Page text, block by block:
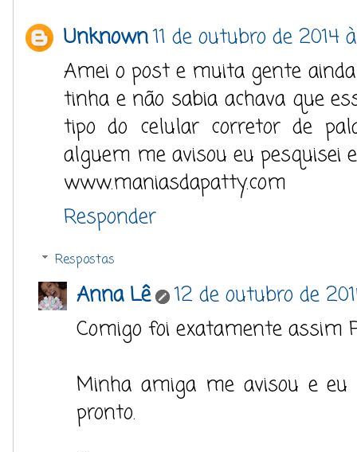
Unknown11 de outubro de 2014
Amei o post e muita gente
tinha e não sabia achava que
tipo do celular corretor de
alguem me avisou eu pesquisei
www.maniasdapatty.com
Responder
Respostas
Anna Lê
12 de outubro de
Comigo foi exatamente assim
Minha amiga me avisou e
pronto.